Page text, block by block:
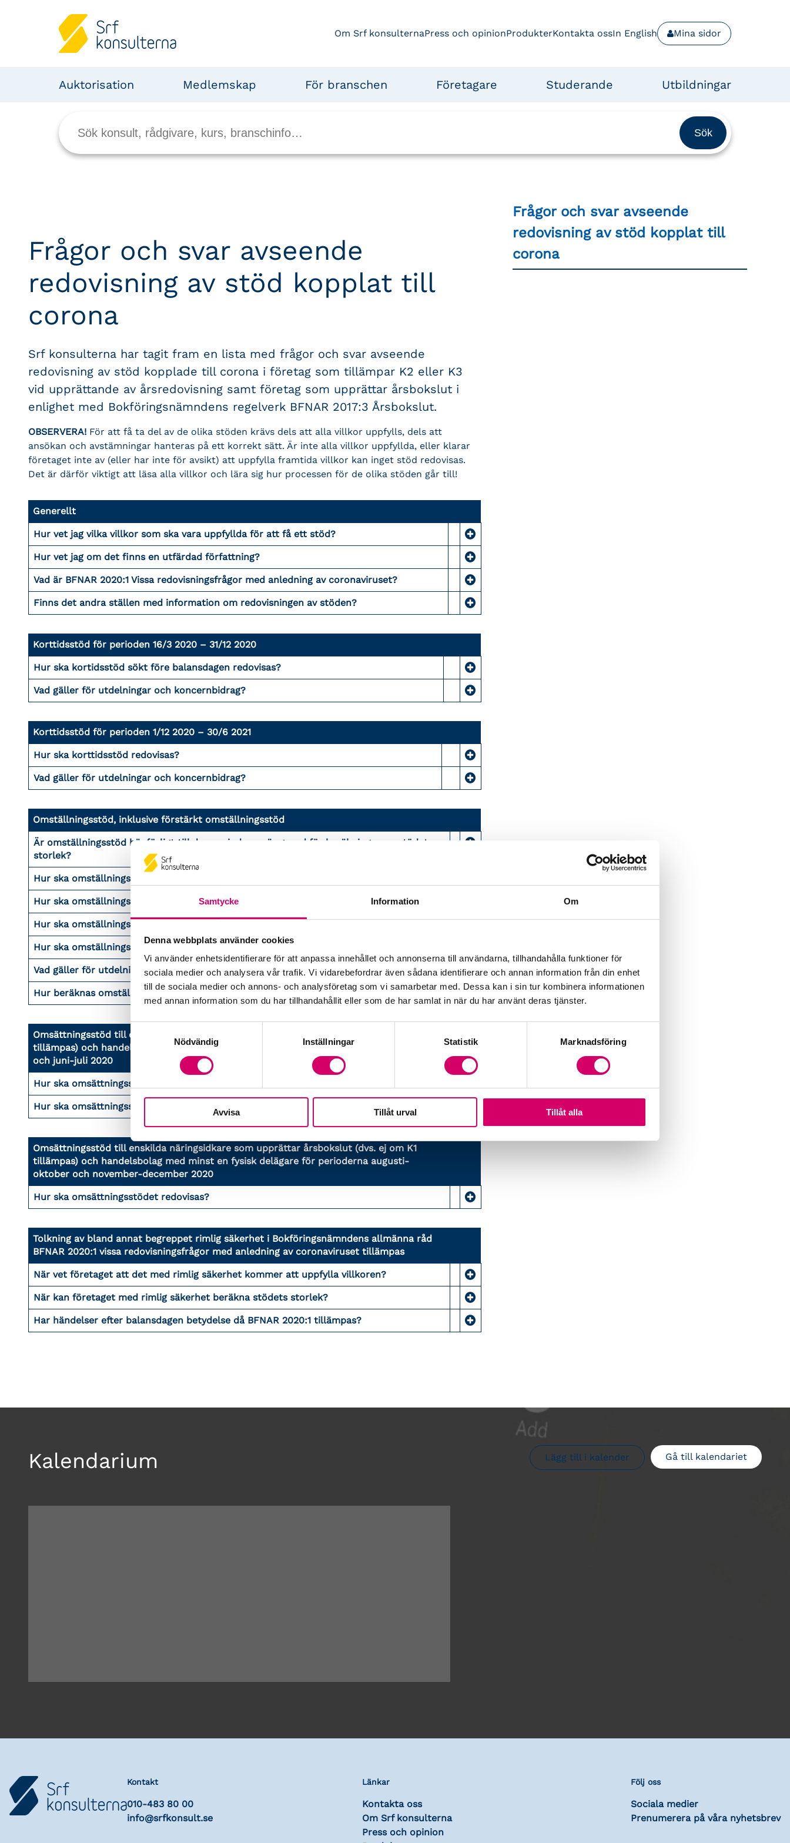
Samtycke Information Om
Denna webbplats använder cookies
Vi använder enhetsidentifierare för att anpassa innehållet och annonserna till användarna, tillhandahålla funktioner för
sociala medier och analysera vår trafik. Vi vidarebefordrar även sådana identifierare och annan information från din enhet
till de sociala medier och annons- och analysföretag som vi samarbetar med. Dessa kan i sin tur kombinera informationen
med annan information som du har tillhandahållit eller som de har samlat in när du har använt deras tjänster.
Nödvändig
Inställningar Statistik Marknadsföring
Avvisa Tillåt urval Tillåt alla
Om Srf konsulternaPress och opinionProdukterKontakta ossIn English Mina sidor
Auktorisation Medlemskap För branschen Företagare Studerande Utbildningar
Frågor och svar avseende
redovisning av stöd kopplat till
corona
Srf konsulterna har tagit fram en lista med frågor och svar avseende
redovisning av stöd kopplade till corona i företag som tillämpar K2 eller K3
vid upprättande av årsredovisning samt företag som upprättar årsbokslut i
enlighet med Bokföringsnämndens regelverk BFNAR 2017:3 Årsbokslut.
OBSERVERA! För att få ta del av de olika stöden krävs dels att alla villkor uppfylls, dels att
ansökan och avstämningar hanteras på ett korrekt sätt. Är inte alla villkor uppfyllda, eller klarar
företaget inte av (eller har inte för avsikt) att uppfylla framtida villkor kan inget stöd redovisas.
Det är därför viktigt att läsa alla villkor och lära sig hur processen för de olika stöden går till!
Generellt
Hur vet jag vilka villkor som ska vara uppfyllda för att få ett stöd?
Hur vet jag om det finns en utfärdad författning?
Vad är BFNAR 2020:1 Vissa redovisningsfrågor med anledning av coronaviruset?
Finns det andra ställen med information om redovisningen av stöden?
Korttidsstöd för perioden 16/3 2020 – 31/12 2020
Hur ska kortidsstöd sökt före balansdagen redovisas?
Vad gäller för utdelningar och koncernbidrag?
Korttidsstöd för perioden 1/12 2020 – 30/6 2021
Hur ska korttidsstöd redovisas?
Vad gäller för utdelningar och koncernbidrag?
Omställningsstöd, inklusive förstärkt omställningsstöd
Är omställningsstöd hänförligt till den period som är grund för beräkningen av stödets
storlek?
Hur ska omställningsstöd redovisas – om ansökt men ännu inte beviljat?
Hur ska omställningsstöd redovisas – om ansökt och beviljat före balansdagen?
Hur ska omställningsstöd redovisas – om ansökt och beviljat efter balansdagen?
Hur ska omställningsstöd redovisas – om företaget ännu inte sökt?
Vad gäller för utdelning och koncernbidrag?
Hur beräknas omställningsstödet?
Omsättningsstöd till enskilda näringsidkare som upprättar årsbokslut (dvs. ej om K1
tillämpas) och handelsbolag med minst en fysisk delägare för perioderna mars-april, maj
och juni-juli 2020
Hur ska omsättningsstöd sökt före balansdagen redovisas?
Hur ska omsättningsstöd sökt efter balansdagen redovisas?
Omsättningsstöd till enskilda näringsidkare som upprättar årsbokslut (dvs. ej om K1
tillämpas) och handelsbolag med minst en fysisk delägare för perioderna augusti-
oktober och november-december 2020
Hur ska omsättningsstödet redovisas?
Tolkning av bland annat begreppet rimlig säkerhet i Bokföringsnämndens allmänna råd
BFNAR 2020:1 vissa redovisningsfrågor med anledning av coronaviruset tillämpas
När vet företaget att det med rimlig säkerhet kommer att uppfylla villkoren?
När kan företaget med rimlig säkerhet beräkna stödets storlek?
Har händelser efter balansdagen betydelse då BFNAR 2020:1 tillämpas?
Frågor och svar avseende
redovisning av stöd kopplat till
corona
Kalendarium Gå till kalendariet
Lägg till i kalender
Kontakt
010-483 80 00
info@srfkonsult.se
Länkar
Kontakta oss
Om Srf konsulterna
Press och opinion
Följ oss
Sociala medier
Prenumerera på våra nyhetsbrev